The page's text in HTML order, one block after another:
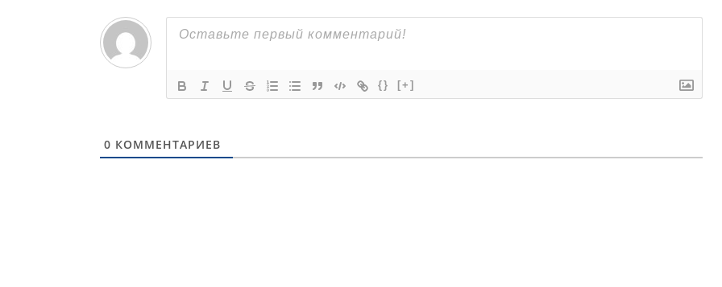
{} [+]
0 КОММЕНТАРИЕВ